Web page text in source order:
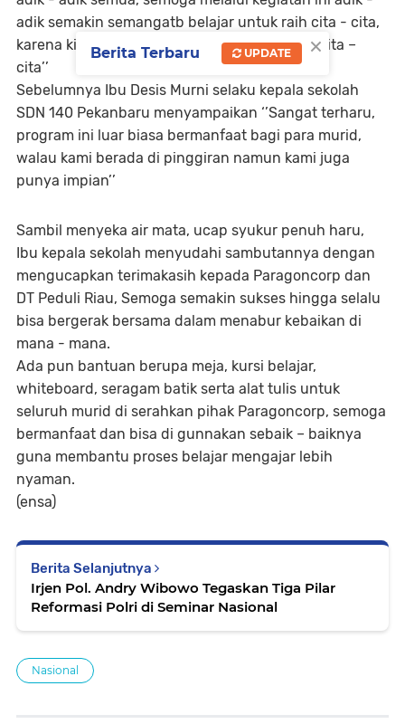
adik semakin semangatb belajar untuk raih cita - cita,
karena kita sama -sama berjuang untuk raih cita –
cita’’
Sebelumnya Ibu Desis Murni selaku kepala sekolah
SDN 140 Pekanbaru menyampaikan ‘’Sangat terharu,
program ini luar biasa bermanfaat bagi para murid,
walau kami berada di pinggiran namun kami juga
punya impian’’
Sambil menyeka air mata, ucap syukur penuh haru,
Ibu kepala sekolah menyudahi sambutannya dengan
mengucapkan terimakasih kepada Paragoncorp dan
DT Peduli Riau, Semoga semakin sukses hingga selalu
bisa bergerak bersama dalam menabur kebaikan di
mana - mana.
Ada pun bantuan berupa meja, kursi belajar,
whiteboard, seragam batik serta alat tulis untuk
seluruh murid di serahkan pihak Paragoncorp, semoga
bermanfaat dan bisa di gunnakan sebaik – baiknya
guna membantu proses belajar mengajar lebih
nyaman.
(ensa)
Berita Selanjutnya
Irjen Pol. Andry Wibowo Tegaskan Tiga Pilar
Reformasi Polri di Seminar Nasional
Nasional
×
Berita Terbaru UPDATE